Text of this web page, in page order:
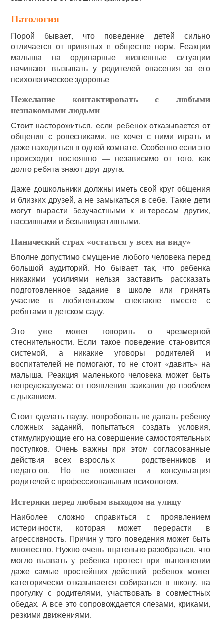
Патология
Порой бывает, что поведение детей сильно
отличается от принятых в обществе норм. Реакции
малыша на ординарные жизненные ситуации
начинают вызывать у родителей опасения за его
психологическое здоровье.
Нежелание контактировать с любыми
незнакомыми людьми
Стоит насторожиться, если ребенок отказывается от
общения с ровесниками, не хочет с ними играть и
даже находиться в одной комнате. Особенно если это
происходит постоянно — независимо от того, как
долго ребята знают друг друга.
Даже дошкольники должны иметь свой круг общения
и близких друзей, а не замыкаться в себе. Такие дети
могут вырасти безучастными к интересам других,
пассивными и безынициативными.
Панический страх «остаться у всех на виду»
Вполне допустимо смущение любого человека перед
большой аудиторий. Но бывает так, что ребенка
никакими усилиями нельзя заставить рассказать
подготовленное задание в школе или принять
участие в любительском спектакле вместе с
ребятами в детском саду.
Это уже может говорить о чрезмерной
стеснительности. Если такое поведение становится
системой, а никакие уговоры родителей и
воспитателей не помогают, то не стоит «давить» на
малыша. Реакция маленького человека может быть
непредсказуема: от появления заикания до проблем
с дыханием.
Стоит сделать паузу, попробовать не давать ребенку
сложных заданий, попытаться создать условия,
стимулирующие его на совершение самостоятельных
поступков. Очень важны при этом согласованные
действия всех взрослых — родственников и
педагогов. Но не помешает и консультация
родителей с профессиональным психологом.
Истерики перед любым выходом на улицу
Наиболее сложно справиться с проявлением
истеричности, которая может перерасти в
агрессивность. Причин у того поведения может быть
множество. Нужно очень тщательно разобраться, что
могло вызвать у ребенка протест при выполнении
даже самые простейших действий: ребенок может
категорически отказывается собираться в школу, на
прогулку с родителями, участвовать в совместных
обедах. А все это сопровождается слезами, криками,
резкими движениями.